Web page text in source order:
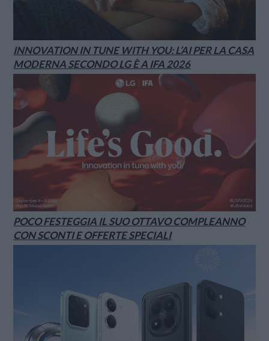
INNOVATION IN TUNE WITH YOU: L’AI PER LA CASA
MODERNA SECONDO LG È A IFA 2026
POCO FESTEGGIA IL SUO OTTAVO COMPLEANNO
CON SCONTI E OFFERTE SPECIALI